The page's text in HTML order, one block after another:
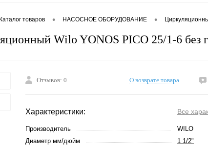
Каталог товаров • НАСОСНОЕ ОБОРУДОВАНИЕ •
Wilo YONOS PICO 25/1-6 без
Отзывов: 0 О возврате товара
Характеристики: Все
Производитель
WILO
Диаметр мм/дюйм
1 1/2"